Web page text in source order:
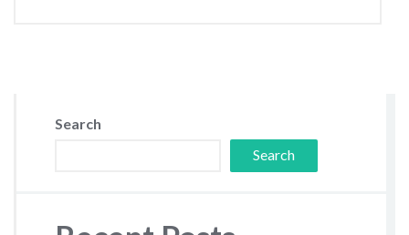
Search
Search